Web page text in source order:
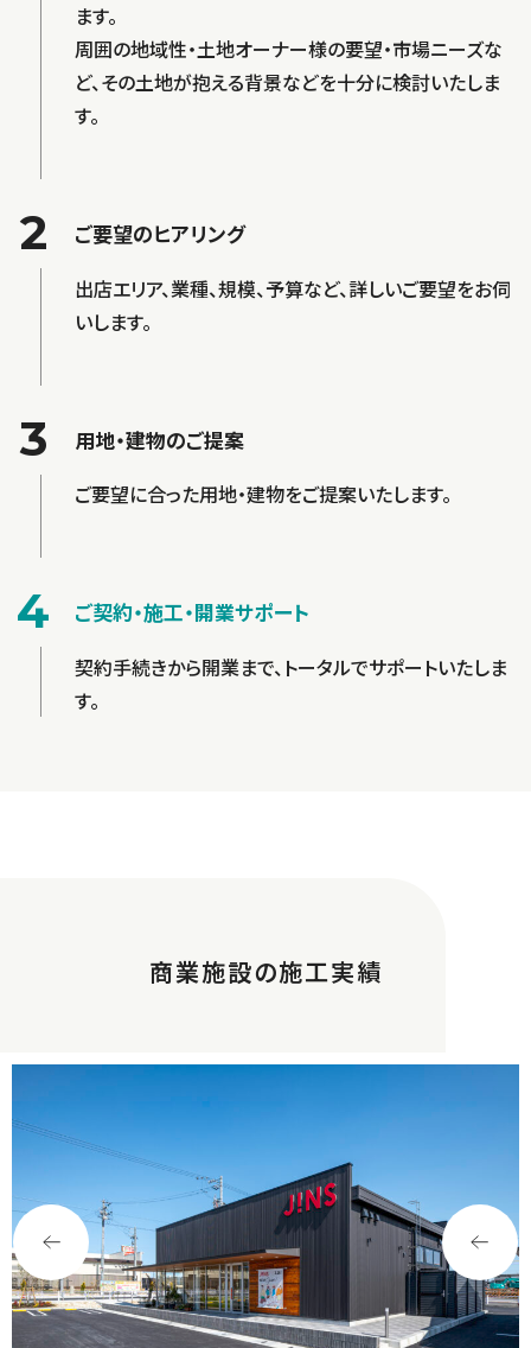
ます。
周囲の地域性・土地オーナー様の要望・市場ニーズな
ど、その土地が抱える背景などを十分に検討いたしま
す。
2 ご要望のヒアリング
出店エリア、業種、規模、予算など、詳しいご要望をお伺
いします。
3 用地・建物のご提案
ご要望に合った用地・建物をご提案いたします。
4 ご契約・施工・開業サポート
契約手続きから開業まで、トータルでサポートいたしま
す。
商業施設の施工実績